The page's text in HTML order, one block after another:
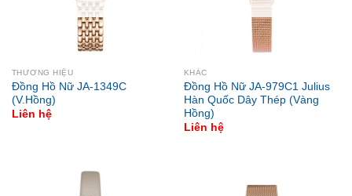
THƯƠNG HIỆU
Đồng Hồ Nữ JA-1349C
(V.Hồng)
Liên hệ
KHÁC
Đồng Hồ Nữ JA-979C1 Julius
Hàn Quốc Dây Thép (Vàng
Hồng)
Liên hệ